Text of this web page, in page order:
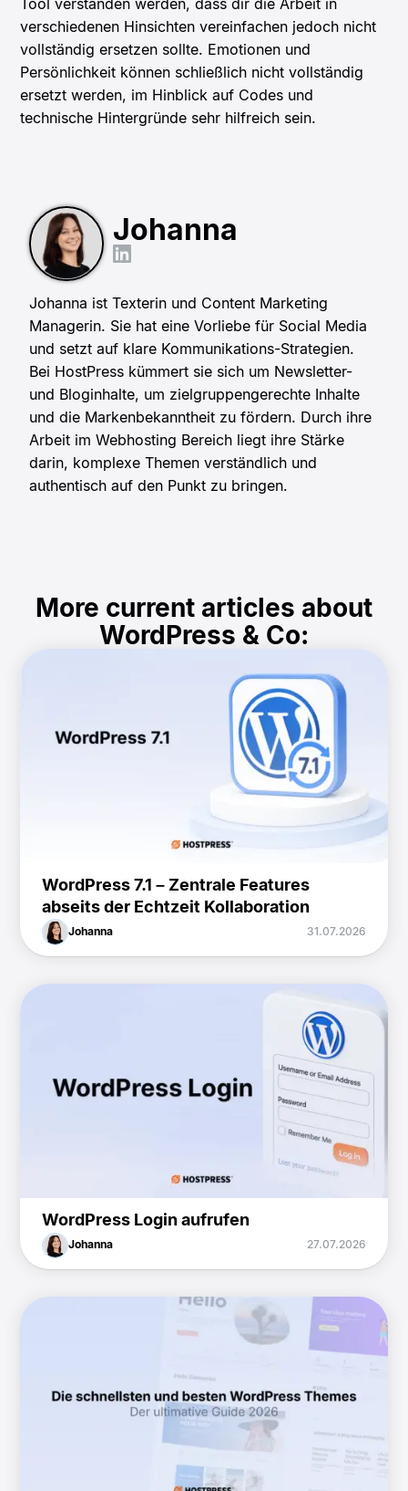
Tool verstanden werden, dass dir die Arbeit in
verschiedenen Hinsichten vereinfachen jedoch nicht
vollständig ersetzen sollte. Emotionen und
Persönlichkeit können schließlich nicht vollständig
ersetzt werden, im Hinblick auf Codes und
technische Hintergründe sehr hilfreich sein.
Johanna
Johanna ist Texterin und Content Marketing
Managerin. Sie hat eine Vorliebe für Social Media
und setzt auf klare Kommunikations-Strategien.
Bei HostPress kümmert sie sich um Newsletter-
und Bloginhalte, um zielgruppengerechte Inhalte
und die Markenbekanntheit zu fördern. Durch ihre
Arbeit im Webhosting Bereich liegt ihre Stärke
darin, komplexe Themen verständlich und
authentisch auf den Punkt zu bringen.
More current articles about
WordPress & Co:
WordPress 7.1 – Zentrale Features
abseits der Echtzeit Kollaboration
Johanna 31.07.2026
WordPress Login aufrufen
Johanna 27.07.2026